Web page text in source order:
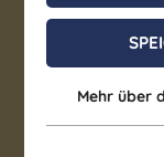
Mehr über